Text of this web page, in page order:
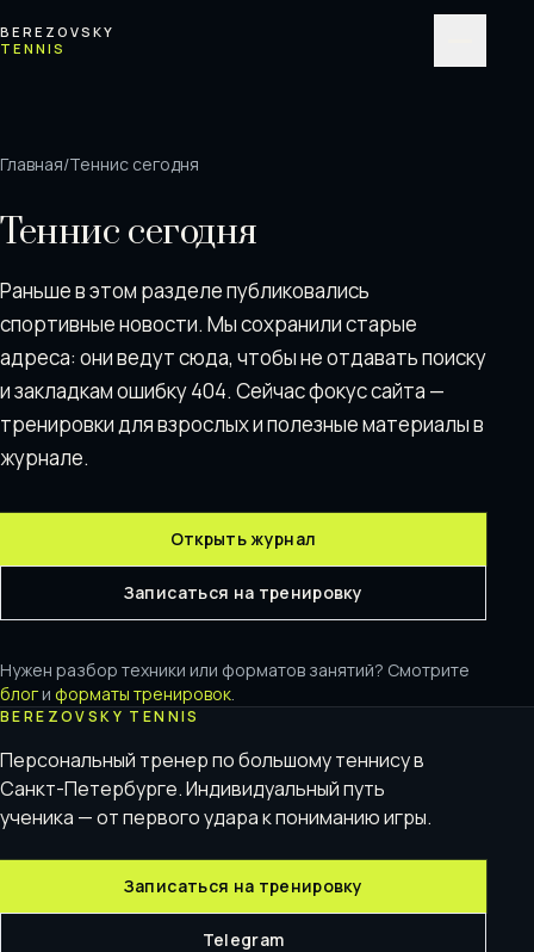
BEREZOVSKY
TENNIS
Главная/Теннис сегодня
Теннис сегодня
Раньше в этом разделе публиковались
спортивные новости. Мы сохранили старые
адреса: они ведут сюда, чтобы не отдавать поискy
и закладкам ошибку 404. Сейчас фокус сайта —
тренировки для взрослых и полезные материалы в
журнале.
Открыть журнал
Записаться на тренировку
Нужен разбор техники или форматов занятий? Смотрите
блог и форматы тренировок.
BEREZOVSKY TENNIS
Персональный тренер по большому теннису в
Санкт-Петербурге. Индивидуальный путь
ученика — от первого удара к пониманию игры.
Записаться на тренировку
Telegram